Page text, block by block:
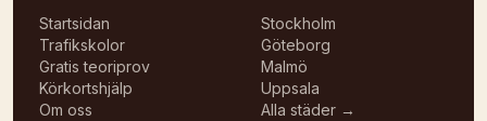
Startsidan
Trafikskolor
Gratis teoriprov
Körkortshjälp
Om oss
Stockholm
Göteborg
Malmö
Uppsala
Alla städer →